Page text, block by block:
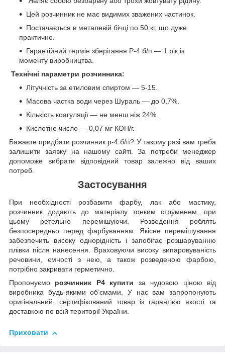
Цей розчинник не має видимих зважених частинок.
Постачається в металевій бічці по 50 кг, що дуже
практично.
Гарантійний термін зберігання Р-4 б/п — 1 рік із
моменту виробництва.
Технічні параметри розчинника:
Літучність за етиловим спиртом — 5-15.
Масова частка води через Шураль — до 0,7%.
Кількість коагуляції — не менш ніж 24%.
Кислотне число — 0,07 мг КОН/г.
Бажаєте придбати розчинник р-4 б/п? У такому разі вам треба
залишити заявку на нашому сайті. За потреби менеджер
допоможе вибрати відповідний товар залежно від ваших
потреб.
Застосування
При необхідності розбавити фарбу, лак або мастику,
розчинник додають до матеріалу тонким струменем, при
цьому ретельно перемішуючи. Розведення роблять
безпосередньо перед фарбуванням. Якісне перемішування
забезпечить високу однорідність і запобігає розшаруванню
плівки після нанесення. Враховуючи високу випаровуваність
речовини, ємності з нею, а також розведеною фарбою,
потрібно закривати герметично.
Пропонуємо розчинник Р4 купити за чудовою ціною від
виробника будь-якими об’ємами. У нас вам запропонують
оригінальний, сертифікований товар із гарантією якості та
доставкою по всій території України.
Приховати